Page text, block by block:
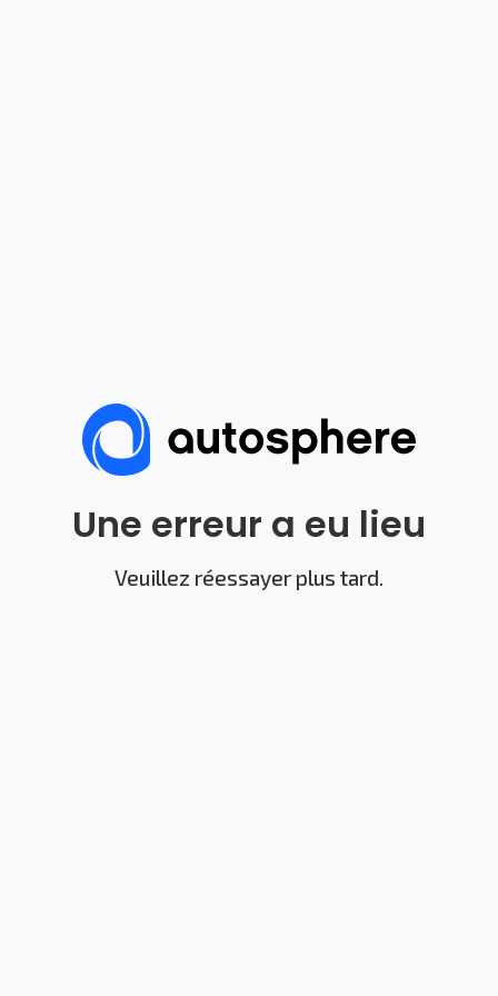
Une erreur a eu lieu
Veuillez réessayer plus tard.